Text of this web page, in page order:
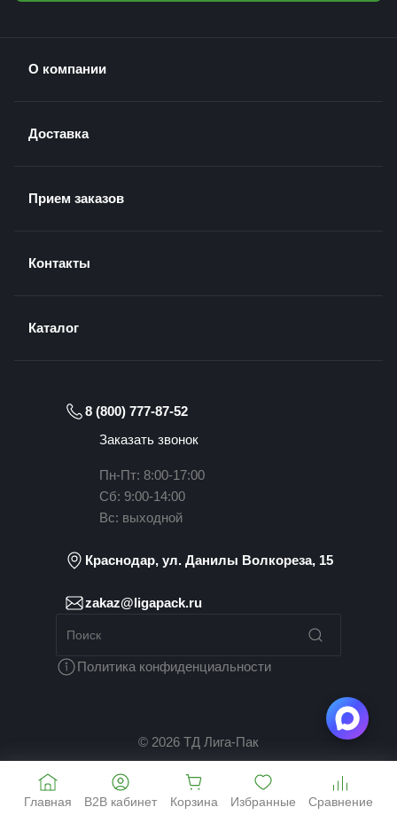
О компании
Доставка
Прием заказов
Контакты
Каталог
8 (800) 777-87-52
Заказать звонок
Пн-Пт: 8:00-17:00
Сб: 9:00-14:00
Вс: выходной
Краснодар, ул. Данилы Волкореза, 15
zakaz@ligapack.ru
Политика конфиденциальности
© 2026 ТД Лига-Пак
Главная B2B кабинет Корзина Избранные Сравнение